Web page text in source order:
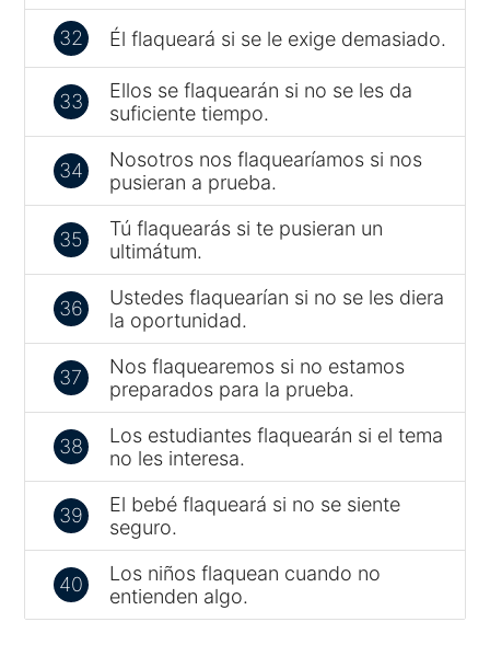
32 Él flaqueará si se le exige demasiado.
33
Ellos se flaquearán si no se les da
suficiente tiempo.
34
Nosotros nos flaquearíamos si nos
pusieran a prueba.
35
Tú flaquearás si te pusieran un
ultimátum.
36
Ustedes flaquearían si no se les diera
la oportunidad.
37
Nos flaquearemos si no estamos
preparados para la prueba.
38
Los estudiantes flaquearán si el tema
no les interesa.
39
El bebé flaqueará si no se siente
seguro.
40
Los niños flaquean cuando no
entienden algo.